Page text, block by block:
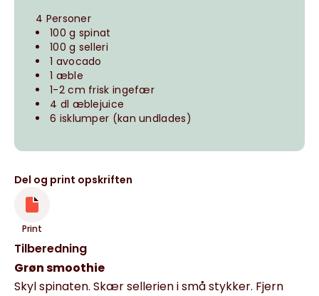
4 Personer
100 g spinat
100 g selleri
1 avocado
1 æble
1-2 cm frisk ingefær
4 dl æblejuice
6 isklumper (kan undlades)
Del og print opskriften
Print
Tilberedning
Grøn smoothie
Skyl spinaten. Skær sellerien i små stykker. Fjern